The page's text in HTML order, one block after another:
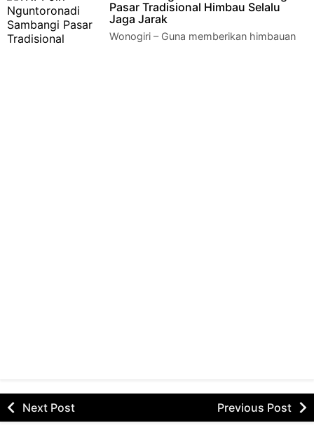
Pasar Tradisional Himbau Selalu
Jaga Jarak
Wonogiri – Guna memberikan himbauan
Next Post Previous Post